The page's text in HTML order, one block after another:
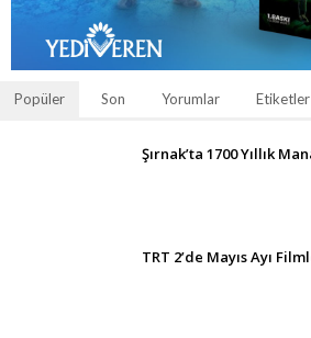
Popüler Son Yorumlar Etiketler
Şırnak’ta 1700 Yıllık
TRT 2’de Mayıs Ayı